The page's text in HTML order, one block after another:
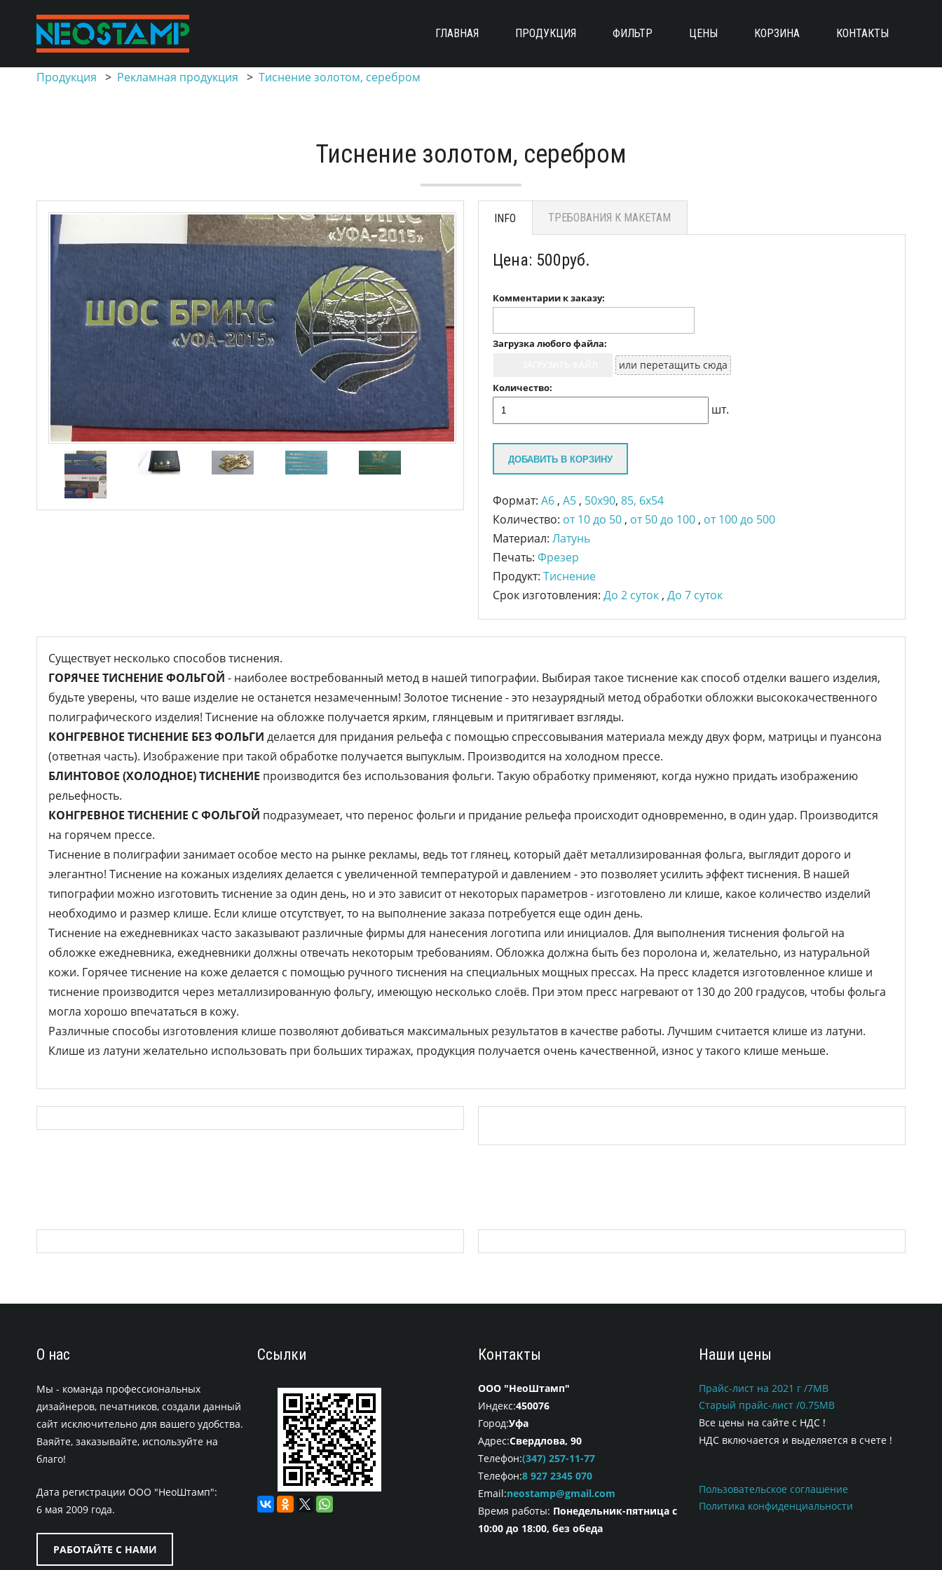
ГЛАВНАЯ ПРОДУКЦИЯ ФИЛЬТР ЦЕНЫ КОРЗИНА КОНТАКТЫ
Продукция > Рекламная продукция > Тиснение золотом, серебром
Тиснение золотом, серебром
INFO ТРЕБОВАНИЯ К МАКЕТАМ
Цена: 500руб.
Комментарии к заказу:
Загрузка любого файла:
или перетащить сюда
Количество:
шт.
ДОБАВИТЬ В КОРЗИНУ
Формат: A6 , A5 , 50x90, 85, 6x54
Количество: от 10 до 50 , от 50 до 100 , от 100 до 500
Материал: Латунь
Печать: Фрезер
Продукт: Тиснение
Срок изготовления: До 2 суток , До 7 суток
Существует несколько способов тиснения.
ГОРЯЧЕЕ ТИСНЕНИЕ ФОЛЬГОЙ - наиболее востребованный метод в нашей типографии. Выбирая такое тиснение как способ отделки вашего изделия,
будьте уверены, что ваше изделие не останется незамеченным! Золотое тиснение - это незаурядный метод обработки обложки высококачественного
полиграфического изделия! Тиснение на обложке получается ярким, глянцевым и притягивает взгляды.
КОНГРЕВНОЕ ТИСНЕНИЕ БЕЗ ФОЛЬГИ делается для придания рельефа с помощью спрессовывания материала между двух форм, матрицы и пуансона
(ответная часть). Изображение при такой обработке получается выпуклым. Производится на холодном прессе.
БЛИНТОВОЕ (ХОЛОДНОЕ) ТИСНЕНИЕ производится без использования фольги. Такую обработку применяют, когда нужно придать изображению
рельефность.
КОНГРЕВНОЕ ТИСНЕНИЕ С ФОЛЬГОЙ подразумеает, что перенос фольги и придание рельефа происходит одновременно, в один удар. Производится
на горячем прессе.
Тиснение в полиграфии занимает особое место на рынке рекламы, ведь тот глянец, который даёт металлизированная фольга, выглядит дорого и
элегантно! Тиснение на кожаных изделиях делается с увеличенной температурой и давлением - это позволяет усилить эффект тиснения. В нашей
типографии можно изготовить тиснение за один день, но и это зависит от некоторых параметров - изготовлено ли клише, какое количество изделий
необходимо и размер клише. Если клише отсутствует, то на выполнение заказа потребуется еще один день.
Тиснение на ежедневниках часто заказывают различные фирмы для нанесения логотипа или инициалов. Для выполнения тиснения фольгой на
обложке ежедневника, ежедневники должны отвечать некоторым требованиям. Обложка должна быть без поролона и, желательно, из натуральной
кожи. Горячее тиснение на коже делается с помощью ручного тиснения на специальных мощных прессах. На пресс кладется изготовленное клише и
тиснение производится через металлизированную фольгу, имеющую несколько слоёв. При этом пресс нагревают от 130 до 200 градусов, чтобы фольга
могла хорошо впечататься в кожу.
Различные способы изготовления клише позволяют добиваться максимальных результатов в качестве работы. Лучшим считается клише из латуни.
Клише из латуни желательно использовать при больших тиражах, продукция получается очень качественной, износ у такого клише меньше.
О нас
Мы - команда профессиональных
дизайнеров, печатников, создали данный
сайт исключительно для вашего удобства.
Ваяйте, заказывайте, используйте на
благо!
Дата регистрации ООО "НеоШтамп":
6 мая 2009 года.
РАБОТАЙТЕ С НАМИ
Ссылки Контакты
ООО "НеоШтамп"
Индекс:450076
Город:Уфа
Адрес:Свердлова, 90
Телефон:(347) 257-11-77
Телефон:8 927 2345 070
Email:neostamp@gmail.com
Время работы: Понедельник-пятница с
10:00 до 18:00, без обеда
Наши цены
Прайс-лист на 2021 г /7MB
Старый прайс-лист /0.75MB
Все цены на сайте с НДС !
НДС включается и выделяется в счете !
Пользовательское соглашение
Политика конфиденциальности